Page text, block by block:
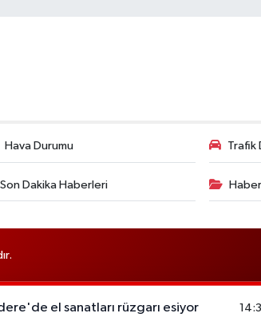
Hava Durumu Trafik
Son Dakika Haberleri
el sanatları rüzgarı esiyor